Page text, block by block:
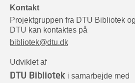
Kontakt
Projektgruppen fra DTU Bibliotek
DTU kan kontaktes på
bibliotek@dtu.dk
Udviklet af
DTU Bibliotek i samarbejde med